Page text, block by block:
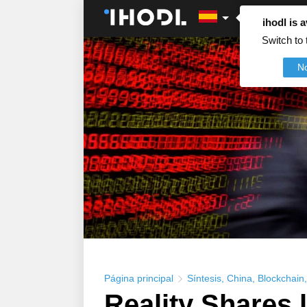
ihodl is
Switch to
Página principal Síntesis China Blockchain